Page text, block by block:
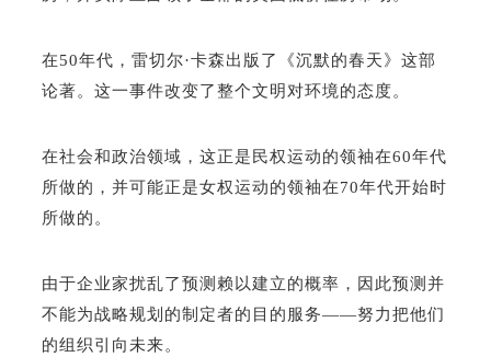
在50年代，雷切尔·卡森出版了《沉默的春天》这部
论著。这一事件改变了整个文明对环境的态度。
在社会和政治领域，这正是民权运动的领袖在60年代
所做的，并可能正是女权运动的领袖在70年代开始时
所做的。
由于企业家扰乱了预测赖以建立的概率，因此预测并
不能为战略规划的制定者的目的服务——努力把他们
的组织引向未来。